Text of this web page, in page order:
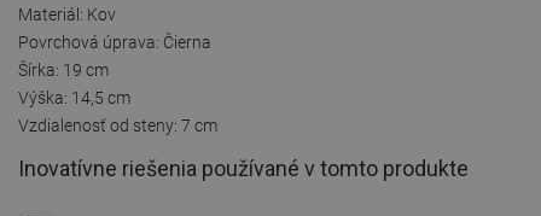
Materiál: Kov
Povrchová úprava: Čierna
Šírka: 19 cm
Výška: 14,5 cm
Vzdialenosť od steny: 7 cm
Inovatívne riešenia používané v tomto produkte